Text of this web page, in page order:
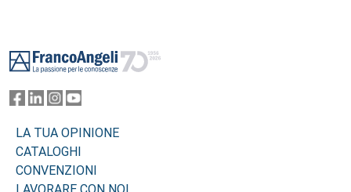
LA TUA OPINIONE
CATALOGHI
CONVENZIONI